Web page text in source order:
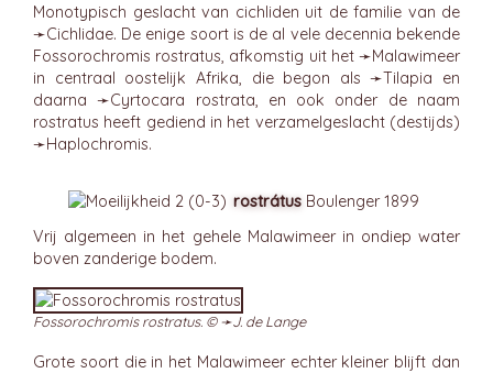
Monotypisch geslacht van cichliden uit de familie van de
➛Cichlidae. De enige soort is de al vele decennia bekende
Fossorochromis rostratus, afkomstig uit het ➛Malawimeer
in centraal oostelijk Afrika, die begon als ➛Tilapia en
daarna ➛Cyrtocara rostrata, en ook onder de naam
rostratus heeft gediend in het verzamelgeslacht (destijds)
➛Haplochromis.
rostrátus Boulenger 1899
Vrij algemeen in het gehele Malawimeer in ondiep water
boven zanderige bodem.
Fossorochromis rostratus. © ➛J. de Lange
Grote soort die in het Malawimeer echter kleiner blijft dan